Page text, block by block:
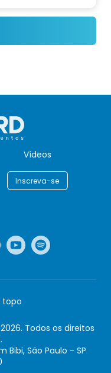
Vídeos
Inscreva-se
topo
Todos os direitos
Bibi, São Paulo - SP